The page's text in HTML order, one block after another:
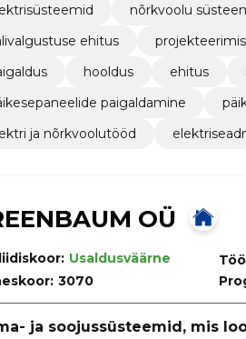
nõrkvoolu
ehitus
hooldus ehitus
paigaldamine
ja nõrkvoolutööd
OÜ
Usaldusväärne
3070
ja soojussüsteemid, mis